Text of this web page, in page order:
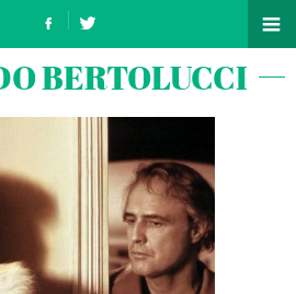
BERTOLUCCI